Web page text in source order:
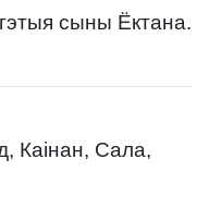
сыны Ёктана.
Каінан, Сала,